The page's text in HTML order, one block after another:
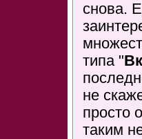
снова.
типа "
не
просто
таким